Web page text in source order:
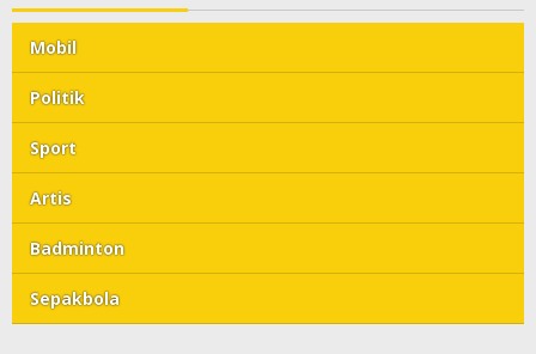
Mobil
Politik
Sport
Artis
Badminton
Sepakbola